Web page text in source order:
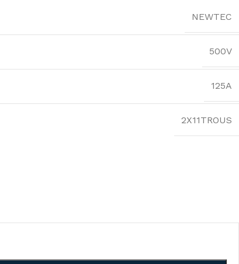
NEWTEC
500V
125A
2X11TROUS